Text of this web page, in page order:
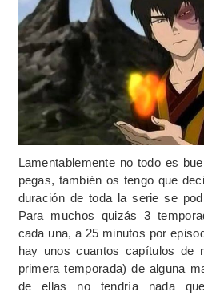
Lamentablemente no todo es
pegas, también os tengo que
duración de toda la serie se
Para muchos quizás 3
cada una, a 25 minutos por
hay unos cuantos capítulos de
primera temporada) de alguna
de ellas no tendría nada